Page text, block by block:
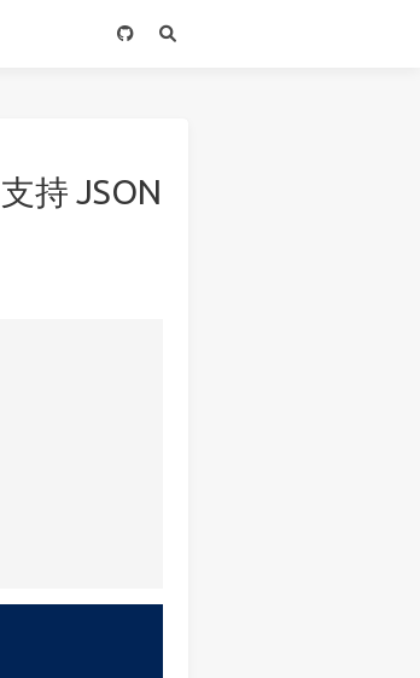
持 JSON